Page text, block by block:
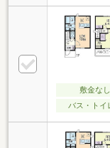
敷金なし
バス・トイ